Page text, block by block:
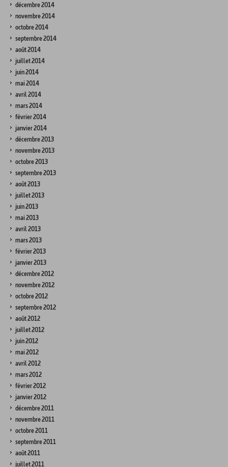
décembre 2014
novembre 2014
octobre 2014
septembre 2014
août 2014
juillet 2014
juin 2014
mai 2014
avril 2014
mars 2014
février 2014
janvier 2014
décembre 2013
novembre 2013
octobre 2013
septembre 2013
août 2013
juillet 2013
juin 2013
mai 2013
avril 2013
mars 2013
février 2013
janvier 2013
décembre 2012
novembre 2012
octobre 2012
septembre 2012
août 2012
juillet 2012
juin 2012
mai 2012
avril 2012
mars 2012
février 2012
janvier 2012
décembre 2011
novembre 2011
octobre 2011
septembre 2011
août 2011
juillet 2011